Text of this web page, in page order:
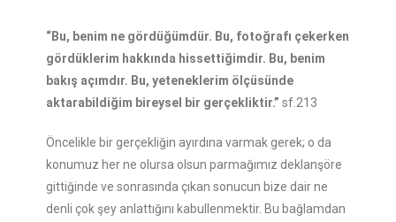
“Bu, benim ne gördüğümdür. Bu, fotoğrafı çekerken
gördüklerim hakkında hissettiğimdir. Bu, benim
bakış açımdır. Bu, yeteneklerim ölçüsünde
aktarabildiğim bireysel bir gerçekliktir.” sf.213
Öncelikle bir gerçekliğin ayırdına varmak gerek; o da
konumuz her ne olursa olsun parmağımız deklanşöre
gittiğinde ve sonrasında çıkan sonucun bize dair ne
denli çok şey anlattığını kabullenmektir. Bu bağlamdan